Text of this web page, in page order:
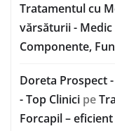
Tratamentul cu
vărsăturii - Medic
Componente,
Doreta Prospect
- Top Clinici pe
Forcapil –